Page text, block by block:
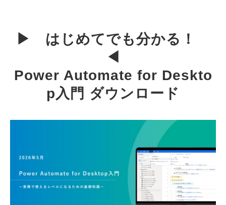
▶　はじめてでも分かる！
◀
Power Automate for Deskto
p入門 ダウンロード